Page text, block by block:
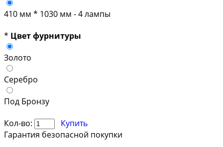
410 мм * 1030 мм - 4 лампы
* Цвет фурнитуры
Золото
Серебро
Под Бронзу
Кол-во:
Купить
Гарантия безопасной покупки